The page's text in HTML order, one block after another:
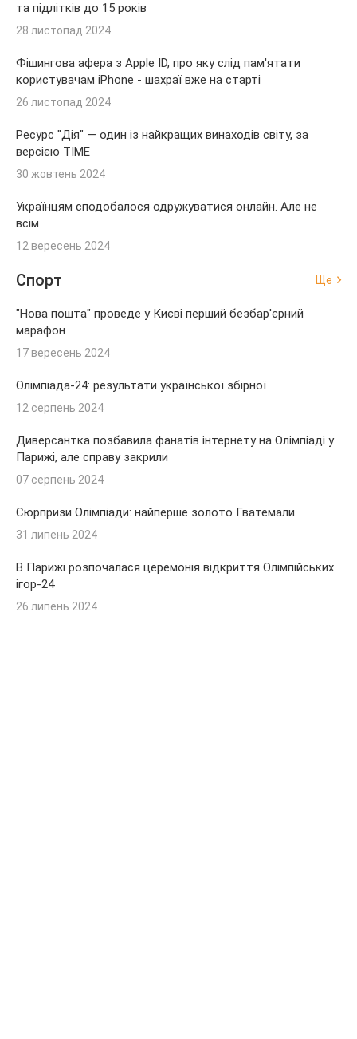
та підлітків до 15 років
28 листопад 2024
Фішингова афера з Apple ID, про яку слід пам'ятати
користувачам iPhone - шахраї вже на старті
26 листопад 2024
Ресурс "Дія" — один із найкращих винаходів світу, за
версією TIME
30 жовтень 2024
Українцям сподобалося одружуватися онлайн. Але не
всім
12 вересень 2024
Спорт Ще
"Нова пошта" проведе у Києві перший безбар'єрний
марафон
17 вересень 2024
Олімпіада-24: результати української збірної
12 серпень 2024
Диверсантка позбавила фанатів інтернету на Олімпіаді у
Парижі, але справу закрили
07 серпень 2024
Сюрпризи Олімпіади: найперше золото Гватемали
31 липень 2024
В Парижі розпочалася церемонія відкриття Олімпійських
ігор-24
26 липень 2024